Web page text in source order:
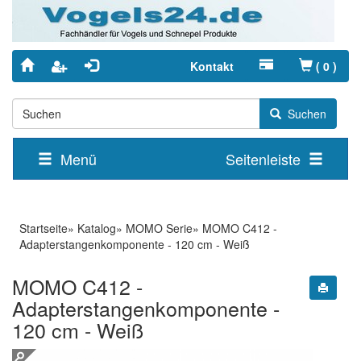
Kontakt ( 0 )
Suchen
Menü Seitenleiste
Startseite» Katalog» MOMO Serie» MOMO C412 -
Adapterstangenkomponente - 120 cm - Weiß
MOMO C412 -
Adapterstangenkomponente -
120 cm - Weiß